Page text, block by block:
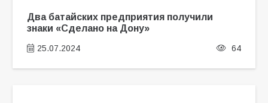
Два батайских предприятия получили
знаки «Сделано на Дону»
25.07.2024 64